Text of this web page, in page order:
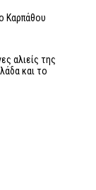
Καρπάθου
αλιείς της
και το